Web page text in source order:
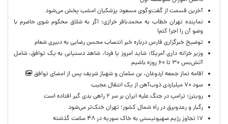
آخرین قسمت از گفت‌وگوی مسعود پزشکیان امشب پخش می‌شود
نماینده تهران خطاب به محمدباقر خرازی: اگر به شلاق محکوم شوی حاضرم با
وضو آن را اجرا کنم!
توضیح خبرگزاری فارس درباره خبر انتصاب محسن رضایی به دبیری شعام
وزیر خزانه داری آمریکا: شاید امروز یا فردا، شاهد دستیابی به یک توافق، شامل
آتش‌بس ۳۰ تا ۶۰ روزه باشیم
اقامه نماز جمعه اردوغان، بن ‌سلمان و شهباز شریف پس از امضای توافق
سود ۷۰ میلیاردی ذوب‌آهن از یک انتقال عجیب
رویترز: ترامپ در جنگ علیه ایران بر سر ۲ راهی بدی گیر افتاده است
رگبار و رعدوبرق در راه شمال کشور؛ تهران خنک‌تر می‌شود
۱۷ تجاوز رژیم صهیونیستی به خاک سوریه در ۴۸ ساعت گذشته